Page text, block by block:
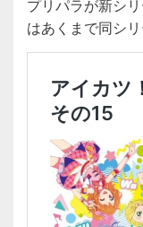
プリパラが新シ
はあくまで同シ